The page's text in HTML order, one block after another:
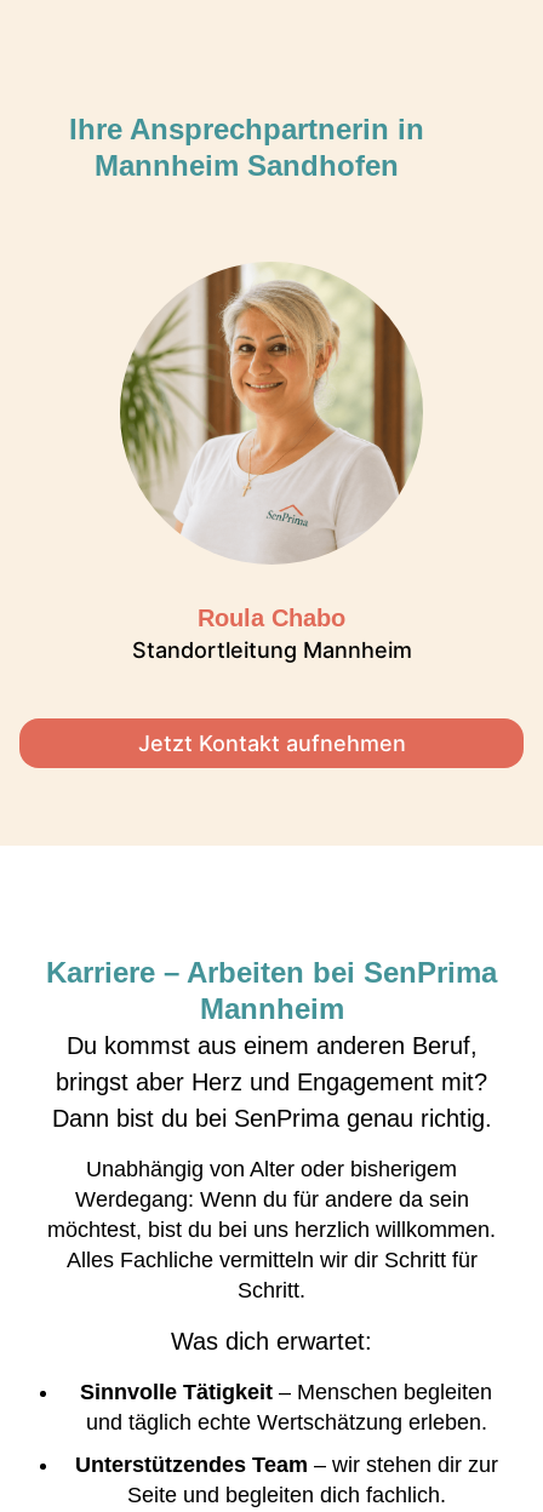
Ihre Ansprechpartnerin in
Mannheim Sandhofen
Roula Chabo
Standortleitung Mannheim
Jetzt Kontakt aufnehmen
Karriere – Arbeiten bei SenPrima
Mannheim
Du kommst aus einem anderen Beruf,
bringst aber Herz und Engagement mit?
Dann bist du bei SenPrima genau richtig.
Unabhängig von Alter oder bisherigem
Werdegang: Wenn du für andere da sein
möchtest, bist du bei uns herzlich willkommen.
Alles Fachliche vermitteln wir dir Schritt für
Schritt.
Was dich erwartet:
Sinnvolle Tätigkeit – Menschen begleiten
und täglich echte Wertschätzung erleben.
Unterstützendes Team – wir stehen dir zur
Seite und begleiten dich fachlich.